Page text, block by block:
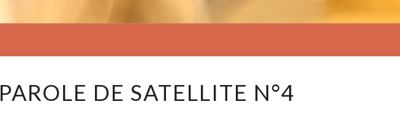
DE
PAROLE DE SATELLITE N°4